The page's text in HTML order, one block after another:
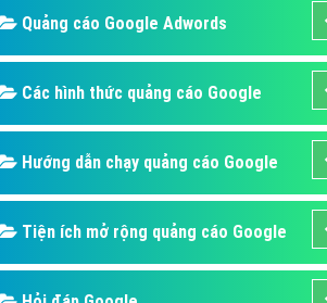
quảng cáo Skype
Domain & Hosting
viết bài Marketing
cáo Youtube
quảng cáo Youtube
Quảng cáo Google Adwords
Các hình thức quảng cáo Google
Hướng dẫn chạy quảng cáo Google
Tiện ích mở rộng quảng cáo Google